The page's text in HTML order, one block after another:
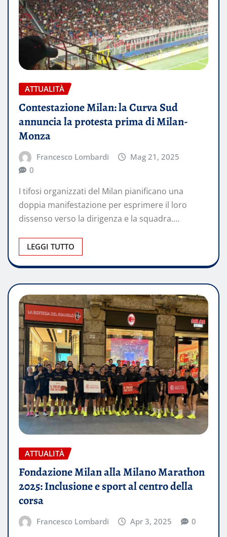
ATTUALITÀ
Contestazione Milan: la Curva Sud
annuncia la protesta prima di Milan-
Monza
Francesco Lombardi
Mag 21, 2025
0
I tifosi organizzati del Milan pianificano una
doppia manifestazione per esprimere il loro
dissenso verso la dirigenza e la squadra.…
LEGGI TUTTO
ATTUALITÀ
Fondazione Milan alla Milano Marathon
2025: Inclusione e sport al centro della
corsa
Francesco Lombardi Apr 3, 2025 0